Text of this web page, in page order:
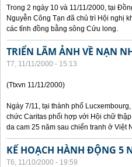
Trong 2 ngày 10 và 11/11/2000, tại
Nguyễn Công Tạn đã chủ trì Hội nghị
các tỉnh đồng bằng sông Cửu long.
TRIỂN LÃM ẢNH VỀ NẠN
T7, 11/11/2000 - 15:13
(Ttxvn 11/11/2000)
Ngày 7/11, tại thành phố
chức Caritas phối hợp với Hội chữ
da cam 25 năm sau chiến tranh ở Việt
KẾ HOẠCH HÀNH ĐỘNG 5
T6, 11/10/2000 - 19:59